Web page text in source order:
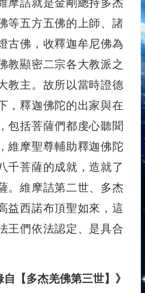
摩詰就是金剛總持多杰
等五方五佛的上師、諸
古佛，收釋迦牟尼佛為
教顯密二宗各大教派之
教主。故所以當時證德
，釋迦佛陀的出家與在
包括菩薩們都虔心聽聞
維摩聖尊輔助釋迦佛陀
千菩薩的成就，造就了
。維摩詰第二世、多杰
益西諾布頂聖如來，這
王們依法認定、是具合
自【多杰羌佛第三世】》